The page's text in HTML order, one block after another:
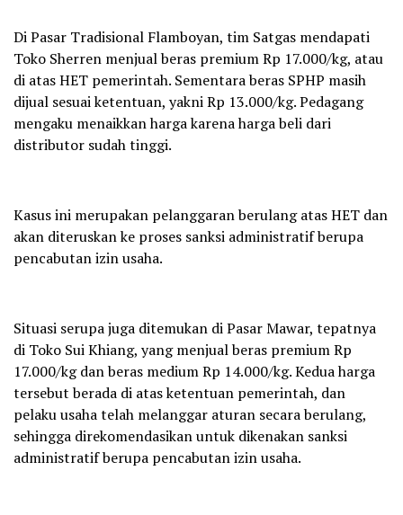
Di Pasar Tradisional Flamboyan, tim Satgas mendapati
Toko Sherren menjual beras premium Rp 17.000/kg, atau
di atas HET pemerintah. Sementara beras SPHP masih
dijual sesuai ketentuan, yakni Rp 13.000/kg. Pedagang
mengaku menaikkan harga karena harga beli dari
distributor sudah tinggi.
Kasus ini merupakan pelanggaran berulang atas HET dan
akan diteruskan ke proses sanksi administratif berupa
pencabutan izin usaha.
Situasi serupa juga ditemukan di Pasar Mawar, tepatnya
di Toko Sui Khiang, yang menjual beras premium Rp
17.000/kg dan beras medium Rp 14.000/kg. Kedua harga
tersebut berada di atas ketentuan pemerintah, dan
pelaku usaha telah melanggar aturan secara berulang,
sehingga direkomendasikan untuk dikenakan sanksi
administratif berupa pencabutan izin usaha.